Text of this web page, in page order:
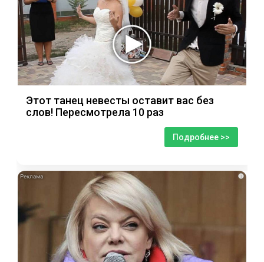
Этот танец невесты оставит вас без
слов! Пересмотрела 10 раз
Подробнее >>
i